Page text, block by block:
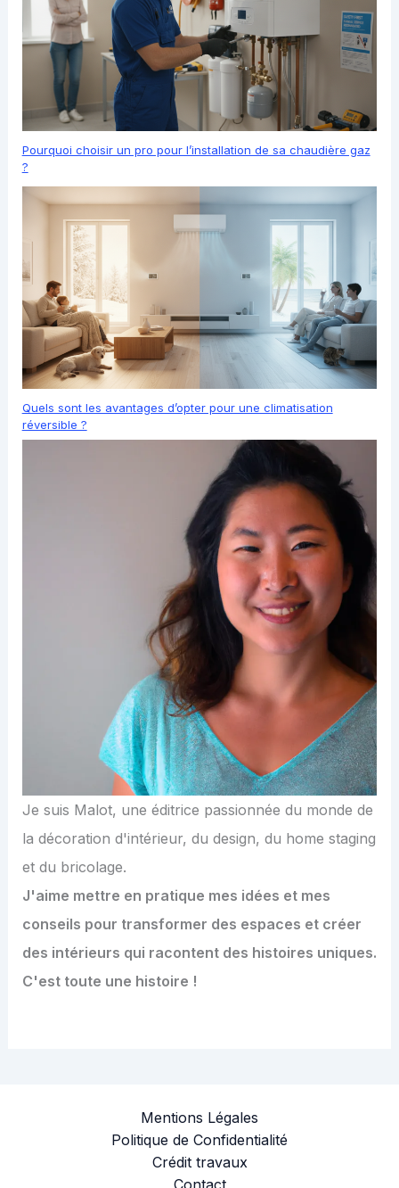
Pourquoi choisir un pro pour l’installation de sa chaudière gaz
?
Quels sont les avantages d’opter pour une climatisation
réversible ?
Je suis Malot, une éditrice passionnée du monde de
la décoration d'intérieur, du design, du home staging
et du bricolage.
J'aime mettre en pratique mes idées et mes
conseils pour transformer des espaces et créer
des intérieurs qui racontent des histoires uniques.
C'est toute une histoire !
Mentions Légales
Politique de Confidentialité
Crédit travaux